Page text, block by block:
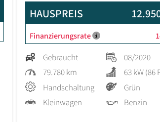
HAUSPREIS
Finanzierungsrate
Gebraucht
08/2020
79.780 km
63 kW (86
Handschaltung
Grün
Kleinwagen
Benzin